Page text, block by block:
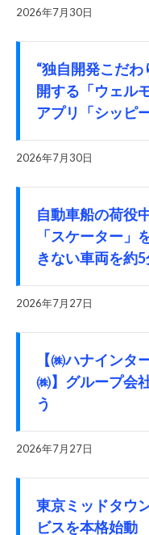
2026年7月30日
“独自開発こだ
開する「ウェル
アプリ「シッピ
2026年7月30日
自動車船の荷役
「スケーター」
きない車両を約
2026年7月27日
【㈱ハナインタ
㈱】グループ会
う
2026年7月27日
東京ミッドタウ
ビスを本格始動